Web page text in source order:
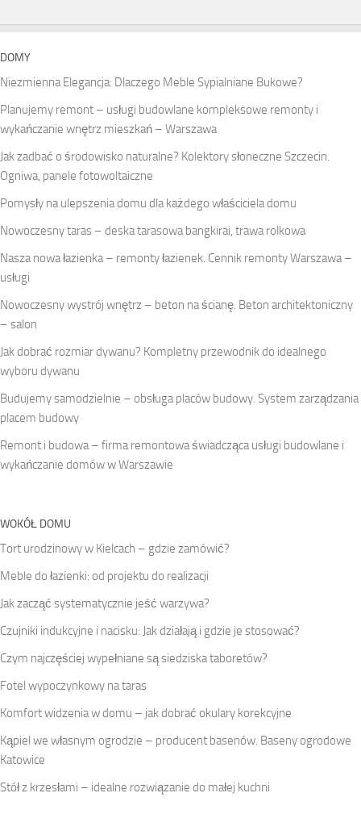
DOMY
Niezmienna Elegancja: Dlaczego Meble Sypialniane Bukowe?
Planujemy remont – usługi budowlane kompleksowe remonty i
wykańczanie wnętrz mieszkań – Warszawa
Jak zadbać o środowisko naturalne? Kolektory słoneczne Szczecin.
Ogniwa, panele fotowoltaiczne
Pomysły na ulepszenia domu dla każdego właściciela domu
Nowoczesny taras – deska tarasowa bangkirai, trawa rolkowa
Nasza nowa łazienka – remonty łazienek. Cennik remonty Warszawa –
usługi
Nowoczesny wystrój wnętrz – beton na ścianę. Beton architektoniczny
– salon
Jak dobrać rozmiar dywanu? Kompletny przewodnik do idealnego
wyboru dywanu
Budujemy samodzielnie – obsługa placów budowy. System zarządzania
placem budowy
Remont i budowa – firma remontowa świadcząca usługi budowlane i
wykańczanie domów w Warszawie
WOKÓŁ DOMU
Tort urodzinowy w Kielcach – gdzie zamówić?
Meble do łazienki: od projektu do realizacji
Jak zacząć systematycznie jeść warzywa?
Czujniki indukcyjne i nacisku: Jak działają i gdzie je stosować?
Czym najczęściej wypełniane są siedziska taboretów?
Fotel wypoczynkowy na taras
Komfort widzenia w domu – jak dobrać okulary korekcyjne
Kąpiel we własnym ogrodzie – producent basenów. Baseny ogrodowe
Katowice
Stół z krzesłami – idealne rozwiązanie do małej kuchni